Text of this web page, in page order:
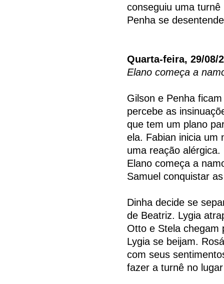
conseguiu uma
Penha se
Quarta-feira, 29/08/
Elano começa a
Gilson e Penha
percebe as
que tem um plano
ela. Fabian inicia um
uma reação
Elano começa a
Samuel conquistar
Dinha decide se
de Beatriz. Lygia
Otto e Stela chegam
Lygia se beijam.
com seus
fazer a turnê no